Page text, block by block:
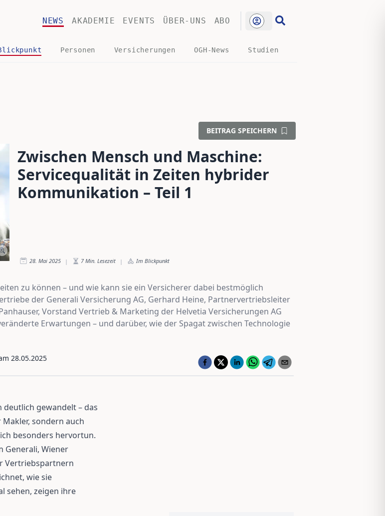
NEWS AKADEMIE EVENTS ÜBER-UNS ABO
Personen Versicherungen OGH-News Studien
BEITRAG SPEICHERN
Zwischen Mensch und Maschine:
Servicequalität in Zeiten hybrider
Kommunikation – Teil 1
28. Mai 2025 | 7 Min. Lesezeit | Im Blickpunkt
zu können – und wie kann sie ein Versicherer dabei bestmöglich
der Generali Versicherung AG, Gerhard Heine, Partnervertriebsleiter
Vorstand Vertrieb & Marketing der Helvetia Versicherungen AG
Erwartungen – und darüber, wie der Spagat zwischen Technologie
28.05.2025
deutlich gewandelt – das
sondern auch
besonders hervortun.
Generali, Wiener
Vertriebspartnern
wie sie
sehen, zeigen ihre